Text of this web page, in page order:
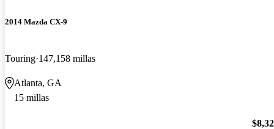
2014 Mazda CX-9
Touring 147,158 millas
Atlanta, GA
15 millas